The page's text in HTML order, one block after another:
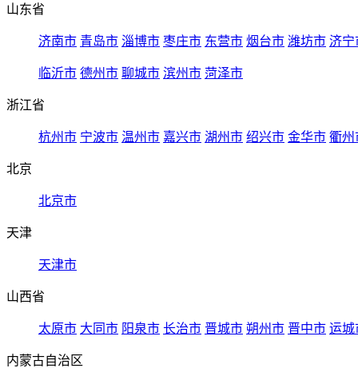
山东省
济南市 青岛市 淄博市 枣庄市 东营市 烟台市 潍坊市 济宁
临沂市 德州市 聊城市 滨州市 菏泽市
浙江省
杭州市 宁波市 温州市 嘉兴市 湖州市 绍兴市 金华市 衢州
北京
北京市
天津
天津市
山西省
太原市 大同市 阳泉市 长治市 晋城市 朔州市 晋中市 运城
内蒙古自治区